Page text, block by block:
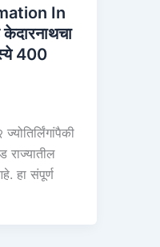
In
400
राज्यातील
हा संपूर्ण